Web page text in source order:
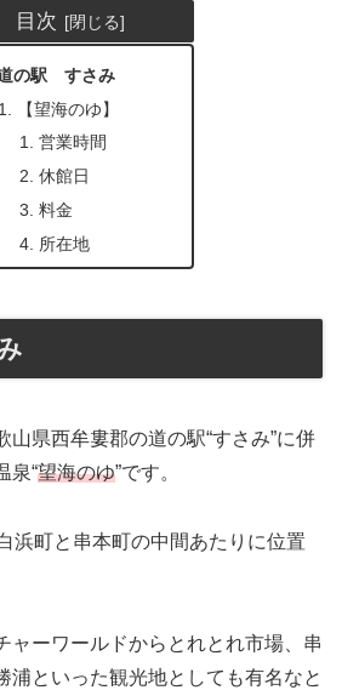
目次
の駅 すさみ
【望海のゆ】
営業時間
休館日
料金
所在地
山県西牟婁郡の道の駅“すさみ”に併
泉“望海のゆ”です。
浜町と串本町の中間あたりに位置
ャーワールドからとれとれ市場、串
浦といった観光地としても有名なと